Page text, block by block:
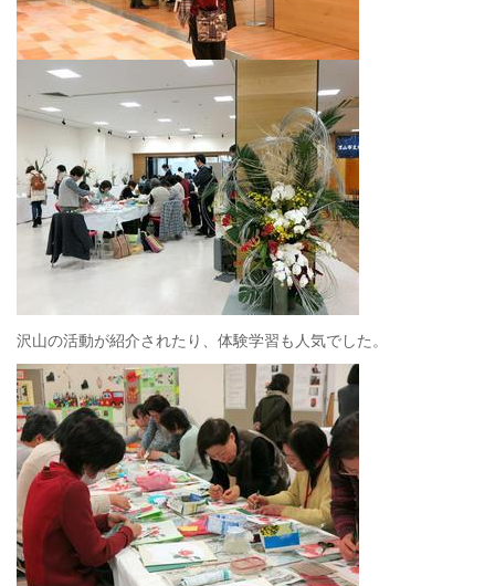
沢山の活動が紹介されたり、体験学習も人気でした。